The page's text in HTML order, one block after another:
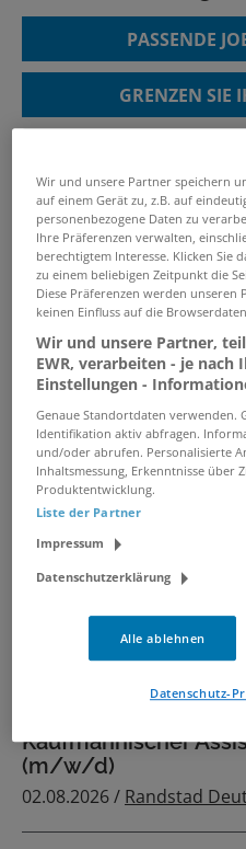
PASSENDE
GRENZEN SIE
Kaufmännische
technischen
06.08.2026 /AUCOTEAM
Office Manager /
Assistenz (m/w/d)
05.08.2026 /FCS Fair
Kaufmännischer
(m/w/d)
05.08.2026 /Randstad
Kaufmännische
der Standortleitung
30.07.2026 /CTL
Kaufmännischer
(m/w/d)
02.08.2026 / Randstad
Wir und unsere Partner speichern
auf einem Gerät zu, z.B. auf
personenbezogene Daten zu
Ihre Präferenzen verwalten,
berechtigtem Interesse. Klicken Sie
zu einem beliebigen Zeitpunkt die
Diese Präferenzen werden
keinen Einfluss auf die
Wir und unsere Partner,
EWR, verarbeiten - je nach
Einstellungen -
Genaue Standortdaten verwenden.
Identifikation aktiv abfragen.
und/oder abrufen. Personalisierte
Inhaltsmessung, Erkenntnisse über
Produktentwicklung.
Liste der Partner
Impressum
Datenschutzerklärung
Alle ablehnen
Datenschutz-